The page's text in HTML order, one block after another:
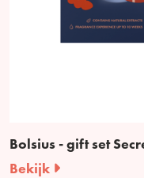
Bolsius - gift set
Bekijk